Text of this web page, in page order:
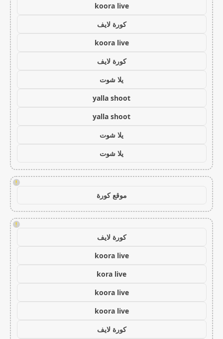
koora live
كورة لايف
koora live
كورة لايف
يلا شوت
yalla shoot
yalla shoot
يلا شوت
يلا شوت
!
موقع كورة
!
كورة لايف
koora live
kora live
koora live
koora live
كورة لايف